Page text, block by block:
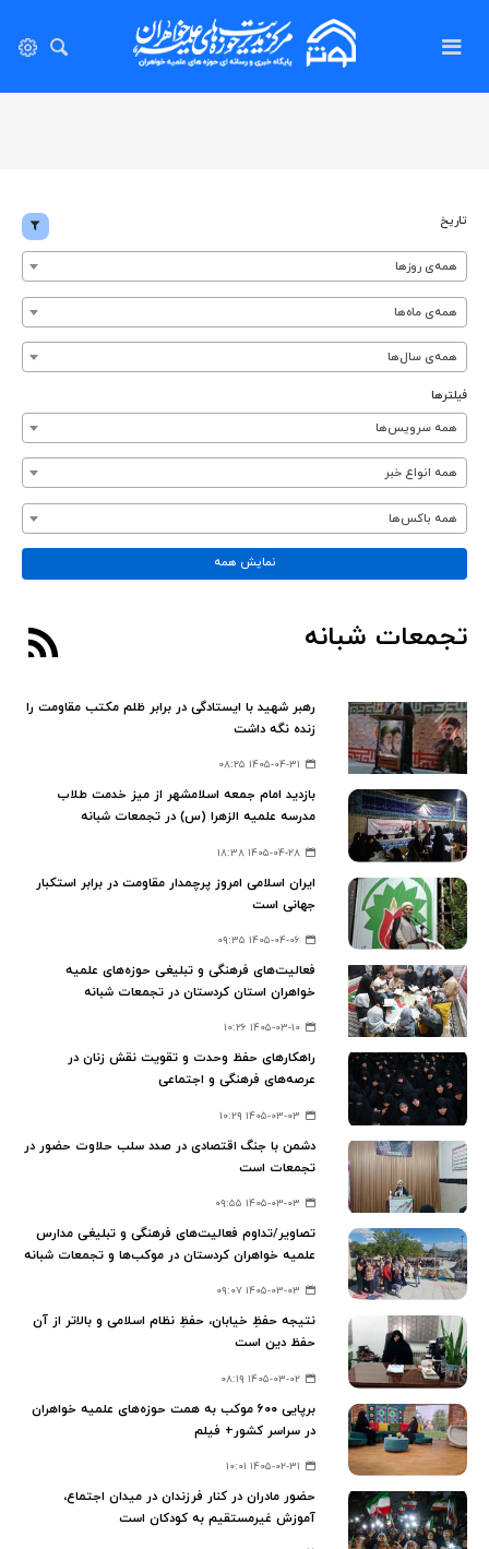
تجمعات شبانه
رهبر شهید با ایستادگی در برابر ظلم مکتب مقاومت را
زنده نگه‌ داشت
۱۴۰۵-۰۴-۳۱ ۰۸:۲۵
بازدید امام جمعه اسلامشهر از میز خدمت طلاب
مدرسه علمیه الزهرا (س) در تجمعات شبانه
۱۴۰۵-۰۴-۲۸ ۱۸:۳۸
ایران اسلامی امروز پرچمدار مقاومت در برابر استکبار
جهانی است
۱۴۰۵-۰۴-۰۶ ۰۹:۳۵
فعالیت‌های فرهنگی و تبلیغی حوزه‌های علمیه
خواهران استان کردستان در تجمعات شبانه
۱۴۰۵-۰۳-۱۰ ۱۰:۲۶
راهکارهای حفظ وحدت و تقویت نقش زنان در
عرصه‌های فرهنگی و اجتماعی
۱۴۰۵-۰۳-۰۳ ۱۰:۲۹
دشمن با جنگ اقتصادی در صدد سلب حلاوت حضور در
تجمعات است
۱۴۰۵-۰۳-۰۳ ۰۹:۵۵
تصاویر/تداوم فعالیت‌های فرهنگی و تبلیغی مدارس
علمیه خواهران کردستان در موکب‌ها و تجمعات شبانه
۱۴۰۵-۰۳-۰۳ ۰۹:۰۷
نتیجه حفظِ خیابان، حفظِ نظام اسلامی و بالاتر از آن
حفظ دین است
۱۴۰۵-۰۳-۰۲ ۰۸:۱۹
برپایی ۶۰۰ موکب به همت حوزه‌های علمیه خواهران
در سراسر کشور+ فیلم
۱۴۰۵-۰۲-۳۱ ۱۰:۰۱
حضور مادران در کنار فرزندان در میدان اجتماع،
آموزش غیرمستقیم به کودکان است
تاریخ
همه‌ی روزها
همه‌ی ماه‌ها
همه‌ی سال‌ها
فیلترها
همه سرویس‌ها
همه انواع خبر
همه باکس‌ها
نمایش همه